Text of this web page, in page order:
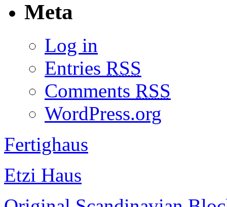
Meta
Log in
Entries RSS
Comments RSS
WordPress.org
Fertighaus
Etzi Haus